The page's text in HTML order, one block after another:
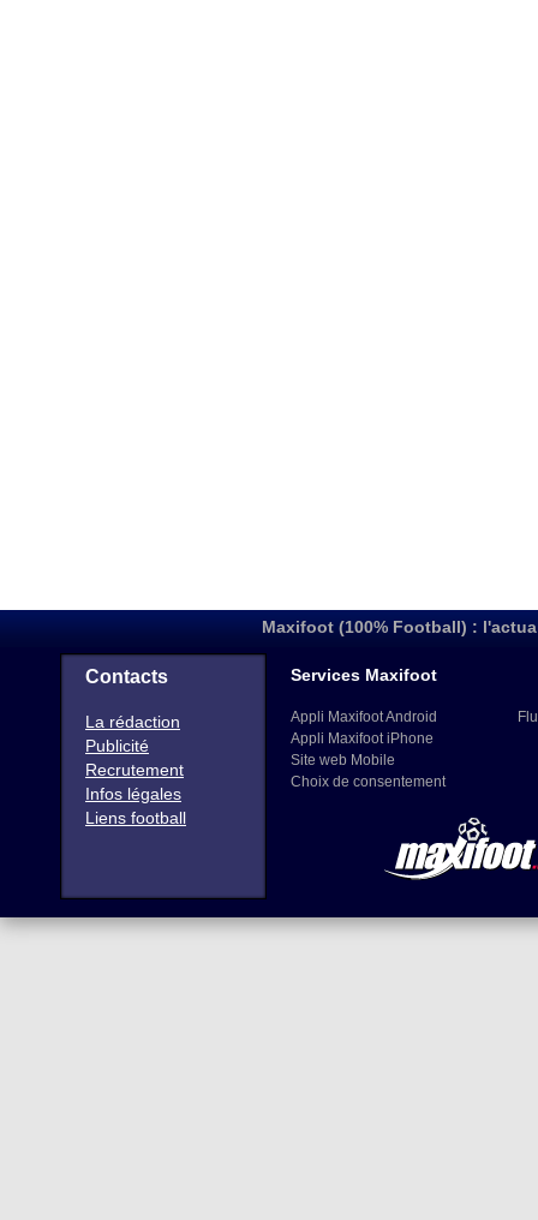
Maxifoot (100% Football) :
Contacts
La rédaction
Publicité
Recrutement
Infos légales
Liens football
Services Maxifoot
Appli Maxifoot Android
Appli Maxifoot iPhone
Site web Mobile
Choix de consentement